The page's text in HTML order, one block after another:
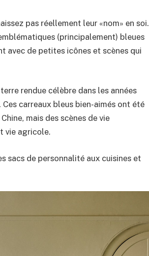
pas réellement leur «nom» en soi.
(principalement) bleues
avec de petites icônes et scènes qui
rendue célèbre dans les années
carreaux bleus bien-aimés ont été
mais des scènes de vie
vie agricole.
sacs de personnalité aux cuisines et